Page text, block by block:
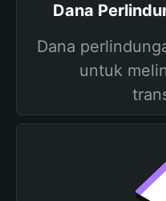
Dana
Dana
untuk